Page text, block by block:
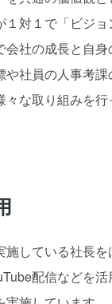
対１で「ビジ
社の成長と自
社員の人事考
々な取り組みを
している社長
配信などを